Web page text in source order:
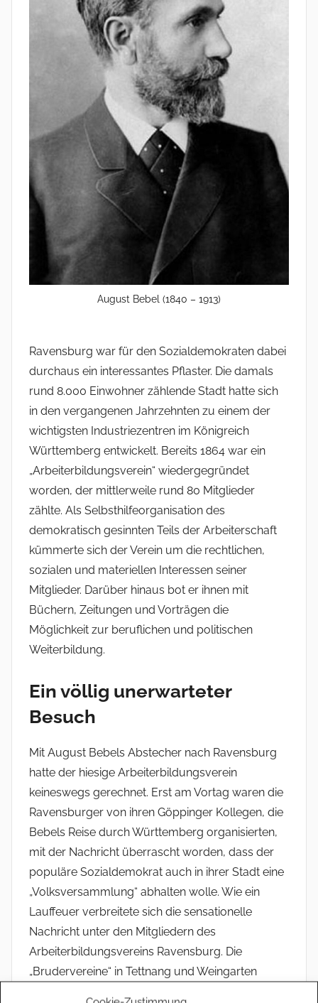
August Bebel (1840 – 1913)
Ravensburg war für den Sozialdemokraten dabei
durchaus ein interessantes Pflaster. Die damals
rund 8.000 Einwohner zählende Stadt hatte sich
in den vergangenen Jahrzehnten zu einem der
wichtigsten Industriezentren im Königreich
Württemberg entwickelt. Bereits 1864 war ein
„Arbeiterbildungsverein“ wiedergegründet
worden, der mittlerweile rund 80 Mitglieder
zählte. Als Selbsthilfeorganisation des
demokratisch gesinnten Teils der Arbeiterschaft
kümmerte sich der Verein um die rechtlichen,
sozialen und materiellen Interessen seiner
Mitglieder. Darüber hinaus bot er ihnen mit
Büchern, Zeitungen und Vorträgen die
Möglichkeit zur beruflichen und politischen
Weiterbildung.
Ein völlig unerwarteter
Besuch
Mit August Bebels Abstecher nach Ravensburg
hatte der hiesige Arbeiterbildungsverein
keineswegs gerechnet. Erst am Vortag waren die
Ravensburger von ihren Göppinger Kollegen, die
Bebels Reise durch Württemberg organisierten,
mit der Nachricht überrascht worden, dass der
populäre Sozialdemokrat auch in ihrer Stadt eine
„Volksversammlung“ abhalten wolle. Wie ein
Lauffeuer verbreitete sich die sensationelle
Nachricht unter den Mitgliedern des
Arbeiterbildungsvereins Ravensburg. Die
„Brudervereine“ in Tettnang und Weingarten